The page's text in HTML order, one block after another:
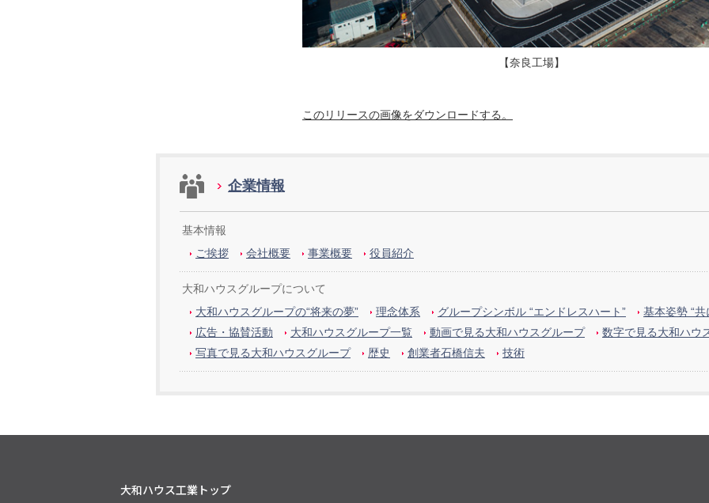
【奈良工場】
このリリースの画像をダウンロードする。
企業情報
基本情報
ご挨拶
会社概要 事業概要 役員紹介
大和ハウスグループについて
大和ハウスグループの“将来の夢”
理念体系 グループシンボル “エンドレスハート”
基本姿勢 “
広告・協賛活動
大和ハウスグループ一覧 動画で見る大和ハウスグループ
数字で見る大和ハウ
写真で見る大和ハウスグループ
歴史 創業者石橋信夫 技術
大和ハウス工業トップ